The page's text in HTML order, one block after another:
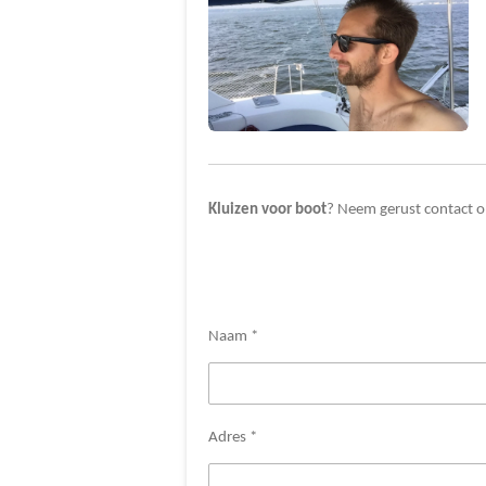
Kluizen voor boot? Neem gerust contact
Naam *
Adres *